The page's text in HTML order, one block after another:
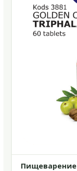
Пищеварение